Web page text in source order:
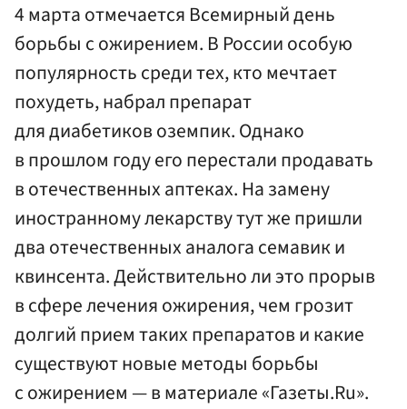
4 марта отмечается Всемирный день
борьбы с ожирением. В России особую
популярность среди тех, кто мечтает
похудеть, набрал препарат
для диабетиков оземпик. Однако
в прошлом году его перестали продавать
в отечественных аптеках. На замену
иностранному лекарству тут же пришли
два отечественных аналога семавик и
квинсента. Действительно ли это прорыв
в сфере лечения ожирения, чем грозит
долгий прием таких препаратов и какие
существуют новые методы борьбы
с ожирением — в материале «Газеты.Ru».